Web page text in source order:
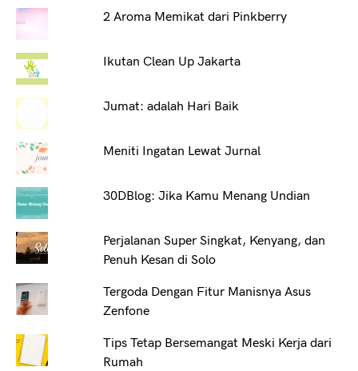
2 Aroma Memikat dari Pinkberry
Ikutan Clean Up Jakarta
Jumat: adalah Hari Baik
Meniti Ingatan Lewat Jurnal
30DBlog: Jika Kamu Menang Undian
Perjalanan Super Singkat, Kenyang, dan
Penuh Kesan di Solo
Tergoda Dengan Fitur Manisnya Asus
Zenfone
Tips Tetap Bersemangat Meski Kerja dari
Rumah